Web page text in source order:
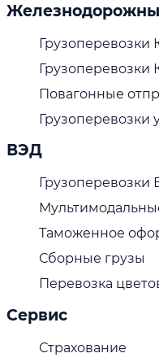
Грузоперевозки
Грузоперевозки
Повагонные
ВЭД
Грузоперевозки
Таможенное
Сборные грузы
Перевозка
Сервис
Страхование